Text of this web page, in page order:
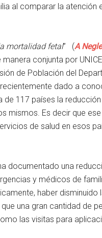
al comparar la atención
mortalidad fetal” (A
conjunta por
de Población del
dado a
117 países la
mismos. Es decir que
de salud en esos
documentado una
y médicos de
haber
una gran cantidad de
las visitas para